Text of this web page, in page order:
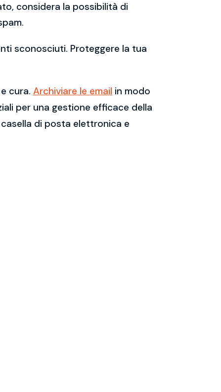
considera la possibilità di
sconosciuti. Proteggere la tua
cura. Archiviare le email in modo
per una gestione efficace della
di posta elettronica e